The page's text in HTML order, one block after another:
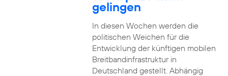
gelingen
In diesen Wochen werden die
politischen Weichen für die
Entwicklung der künftigen mobilen
Breitbandinfrastruktur in
Deutschland gestellt. Abhängig